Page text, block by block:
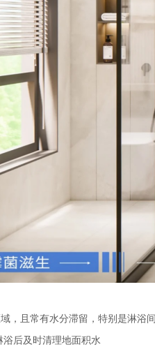
，且常有水分滞留，特别是淋浴
后及时清理地面积水